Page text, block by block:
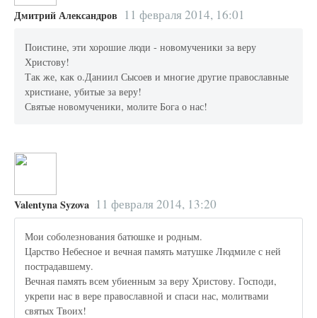
Дмитрий Александров 11 февраля 2014, 16:01
Поистине, эти хорошие люди - новомученики за веру
Христову!
Так же, как о.Даниил Сысоев и многие другие православные
христиане, убитые за веру!
Святые новомученики, молите Бога о нас!
Valentyna Syzova 11 февраля 2014, 13:20
Мои соболезнования батюшке и родным.
Царство Небесное и вечная память матушке Людмиле с ней
пострадавшему.
Вечная память всем убиенным за веру Христову. Господи,
укрепи нас в вере православной и спаси нас, молитвами
святых Твоих!